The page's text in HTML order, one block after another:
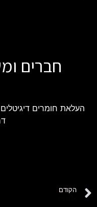
חברים
העלאת חומרים
הקודם